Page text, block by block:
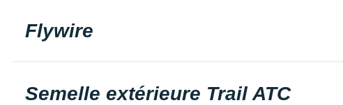
Flywire
Semelle extérieure Trail ATC